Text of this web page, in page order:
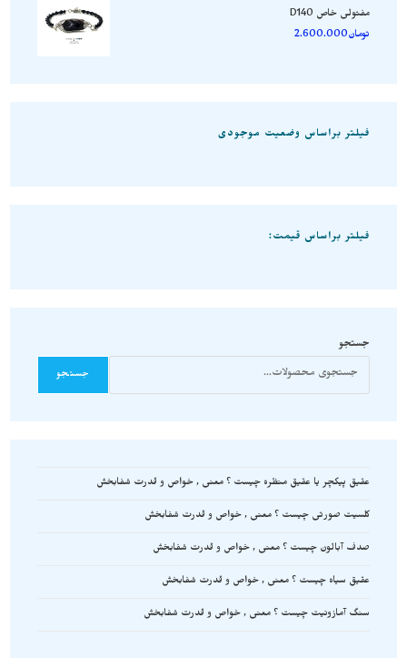
مفتولی خاص D140
تومان2.600.000
فیلتر براساس وضعیت موجودی
فیلتر براساس قیمت:
جستجو
جستجو
عقیق پیکچر یا عقیق منظره چیست ؟ معنی , خواص و قدرت شفابخش
کلسیت صورتی چیست ؟ معنی , خواص و قدرت شفابخش
صدف آبالون چیست ؟ معنی , خواص و قدرت شفابخش
عقیق سیاه چیست ؟ معنی , خواص و قدرت شفابخش
سنگ آمازونیت چیست ؟ معنی , خواص و قدرت شفابخش